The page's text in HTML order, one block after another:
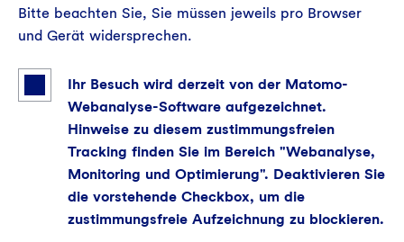
Bitte beachten Sie, Sie müssen jeweils pro Browser
und Gerät widersprechen.
Ihr Besuch wird derzeit von der Matomo-
Webanalyse-Software aufgezeichnet.
Hinweise zu diesem zustimmungsfreien
Tracking finden Sie im Bereich "Webanalyse,
Monitoring und Optimierung". Deaktivieren Sie
die vorstehende Checkbox, um die
zustimmungsfreie Aufzeichnung zu blockieren.